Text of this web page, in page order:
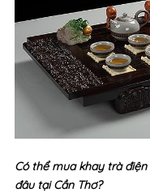
Có thể muakhay trà điện
đâu tại Cần Thơ?